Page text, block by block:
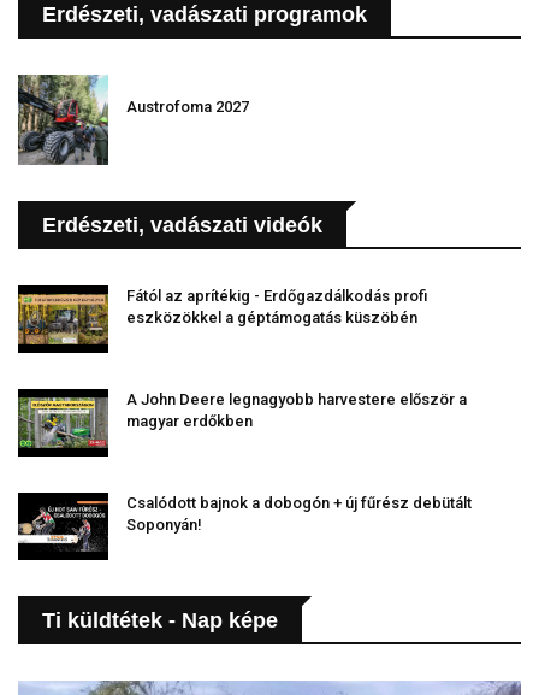
Erdészeti, vadászati programok
Austrofoma 2027
Erdészeti, vadászati videók
Fától az aprítékig - Erdőgazdálkodás profi
eszközökkel a géptámogatás küszöbén
A John Deere legnagyobb harvestere először a
magyar erdőkben
Csalódott bajnok a dobogón + új fűrész debütált
Soponyán!
Ti küldtétek - Nap képe